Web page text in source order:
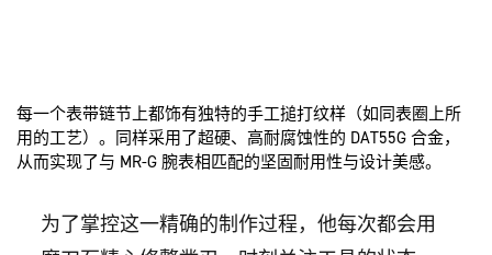
每一个表带链节上都饰有独特的手工搥打纹样（如同表圈上所
用的工艺）。同样采用了超硬、高耐腐蚀性的 DAT55G 合金，
从而实现了与 MR-G 腕表相匹配的坚固耐用性与设计美感。
为了掌控这一精确的制作过程，他每次都会用